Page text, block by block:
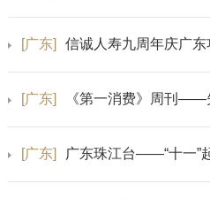
[广东] 信诚人寿九周年庆广东
[广东] 《第一消费》周刊——失意不
[广东] 广东珠江台——“十一”起部分